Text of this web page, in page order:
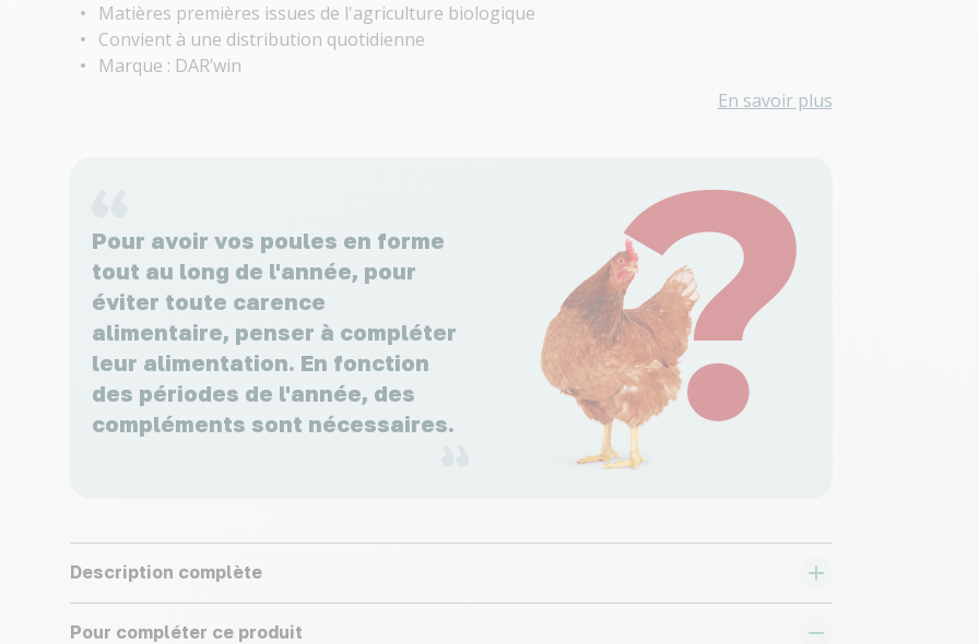
Matières premières issues de l'agriculture biologique
Convient à une distribution quotidienne
Marque : DAR’win
En savoir plus
Pour avoir vos poules en forme
tout au long de l'année, pour
éviter toute carence
alimentaire, penser à compléter
leur alimentation. En fonction
des périodes de l'année, des
compléments sont nécessaires.
Description complète
Pour compléter ce produit